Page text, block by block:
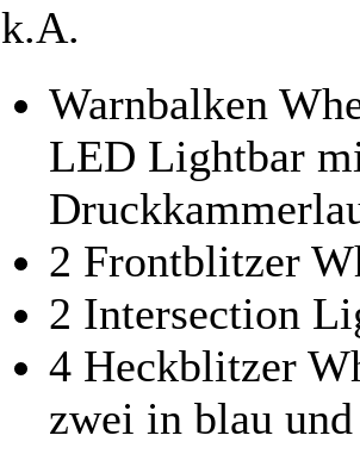
k.A.
Warnbalken
LED Lightbar
2 Frontblitzer
2 Intersection
4 Heckblitzer
zwei in blau